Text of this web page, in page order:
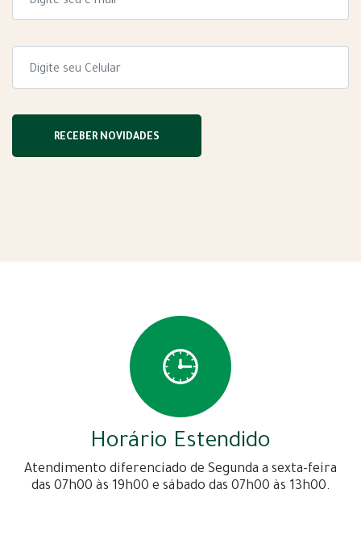
Horário Estendido
Atendimento diferenciado de Segunda a sexta-feira
das 07h00 às 19h00 e sábado das 07h00 às 13h00.